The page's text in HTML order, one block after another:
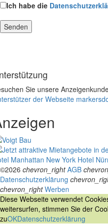
Ich habe die
Sie unsere
der Webseite
Manhattan New York Hotel
©2026 chevron_right AGB
Datenschutzerklärung
chevron_right Werben
Diese Webseite verwendet
weitersurfen, stimmen Sie der
zuOKDatenschutzerklärung